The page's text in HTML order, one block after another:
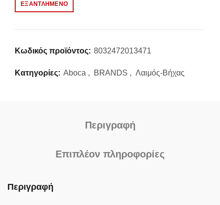
ΕΞΑΝΤΛΗΜΈΝΟ
Κωδικός προϊόντος: 8032472013471
Κατηγορίες: Aboca , BRANDS , Λαιμός-Βήχας
Περιγραφή
Επιπλέον πληροφορίες
Περιγραφή